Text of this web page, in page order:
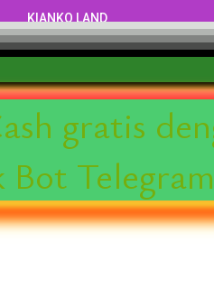
KIANKO LAND
situs yang hidup ini.
gratis
Telegram